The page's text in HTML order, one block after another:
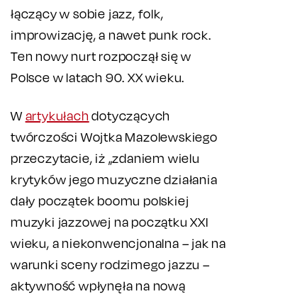
łączący w sobie jazz, folk,
improwizację, a nawet punk rock.
Ten nowy nurt rozpoczął się w
Polsce w latach 90. XX wieku.
Wartykułach dotyczących
twórczości Wojtka Mazolewskiego
przeczytacie, iż „zdaniem wielu
krytyków jego muzyczne działania
dały początek boomu polskiej
muzyki jazzowej na początku XXI
wieku, a niekonwencjonalna – jak na
warunki sceny rodzimego jazzu –
aktywność wpłynęła na nową